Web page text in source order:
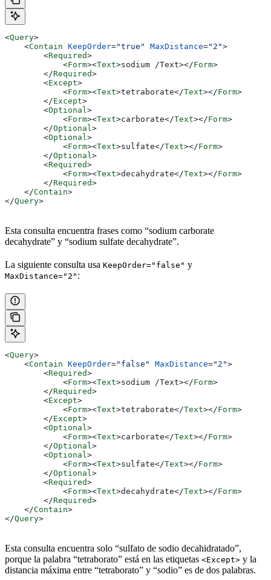
<Query>
    <
Contain KeepOrder="true" MaxDistance="2">
        <
Required>
            <
Form><Text>sodium /Text></Form>
        </
Required>
        <
Except>
            <
Form><Text>tetraborate</Text></Form>
        </
Except>
        <
Optional >
            <
Form><Text>carborate</Text></Form>
        </
Optional >
        <
Optional >
            <
Form><Text>sulfate</Text></Form>
        </
Optional >
        <
Required>
            <
Form><Text>decahydrate</Text></Form>
        </
Required>
    </
Contain>
</Query>
Esta consulta encuentra frases como “sodium carborate
decahydrate” y “sodium sulfate decahydrate”.
La siguiente consulta usa KeepOrder="false" y
MaxDistance="2" :
<Query>
    <
Contain KeepOrder="false" MaxDistance="2">
        <
Required>
            <
Form><Text>sodium /Text></Form>
        </
Required>
        <
Except>
            <
Form><Text>tetraborate</Text></Form>
        </
Except>
        <
Optional >
            <
Form><Text>carborate</Text></Form>
        </
Optional >
        <
Optional >
            <
Form><Text>sulfate</Text></Form>
        </
Optional >
        <
Required>
            <
Form><Text>decahydrate</Text></Form>
        </
Required>
    </
Contain>
</Query>
Esta consulta encuentra solo “sulfato de sodio decahidratado”,
porque la palabra “tetraborato” está en las etiquetas <Except> y la
distancia máxima entre “tetraborato” y “sodio” es de dos palabras.